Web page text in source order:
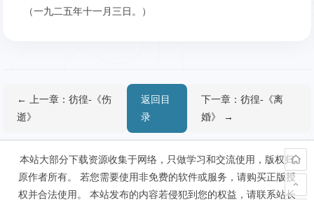
（一九二五年十一月三日。）
← 上一章：彷徨-《伤
逝》
返回目
录
下一章：彷徨-《离
婚》 →
本站大部分下载资源收集于网络，只做学习和交流使用，版权归
原作者所有。 若您需要使用非免费的软件或服务，请购买正版授
权并合法使用。 本站发布的内容若侵犯到您的权益，请联系站长